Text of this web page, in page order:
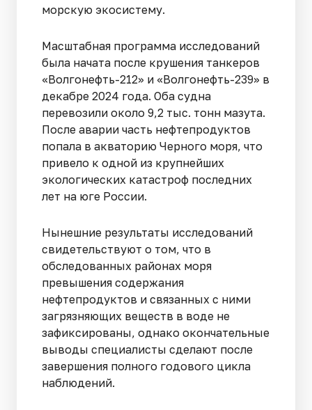
морскую экосистему.
Масштабная программа исследований
была начата после крушения танкеров
«Волгонефть-212» и «Волгонефть-239» в
декабре 2024 года. Оба судна
перевозили около 9,2 тыс. тонн мазута.
После аварии часть нефтепродуктов
попала в акваторию Черного моря, что
привело к одной из крупнейших
экологических катастроф последних
лет на юге России.
Нынешние результаты исследований
свидетельствуют о том, что в
обследованных районах моря
превышения содержания
нефтепродуктов и связанных с ними
загрязняющих веществ в воде не
зафиксированы, однако окончательные
выводы специалисты сделают после
завершения полного годового цикла
наблюдений.